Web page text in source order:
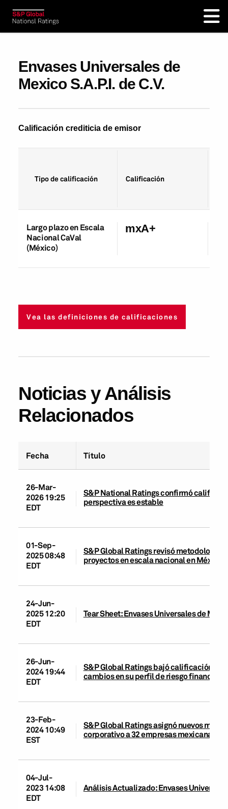
Envases Universales de
Mexico S.A.P.I. de C.V.
Calificación crediticia de emisor
Tipo de calificación Calificación
Largo plazo en Escala
Nacional CaVal
(México)
mxA+
Vea las definiciones de calificaciones
Noticias y Análisis
Relacionados
Fecha Título
26-Mar-
2026 19:25
EDT
S&P National Ratings confirmó
perspectiva es estable
01-Sep-
2025 08:48
EDT
S&P Global Ratings revisó
proyectos en escala nacional en
24-Jun-
2025 12:20
EDT
Tear Sheet: Envases Universales de
26-Jun-
2024 19:44
EDT
S&P Global Ratings bajó calificación a
cambios en su perfil de riesgo
23-Feb-
2024 10:49
EST
S&P Global Ratings asignó nuevos
corporativo a 32 empresas mexicanas
04-Jul-
2023 14:08
EDT
Análisis Actualizado: Envases